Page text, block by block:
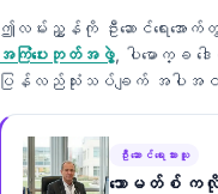
ဤလမ်းညွှန်ကို ဦးဆောင်ရေးအောက်တွ
အကြံပေးဘုတ်အဖွဲ့, ပါမောက္ခ ဒ
ပြန်လည်သုံးသပ်ချက် အပါအ
ဦးဆောင်ရေးသားသူ
သောမတ်စ် ကလို